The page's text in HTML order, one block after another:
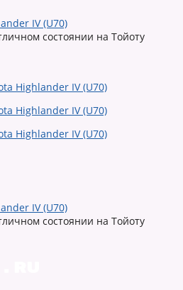
IV (U70)
состоянии на Тойоту
IV (U70)
состоянии на Тойоту